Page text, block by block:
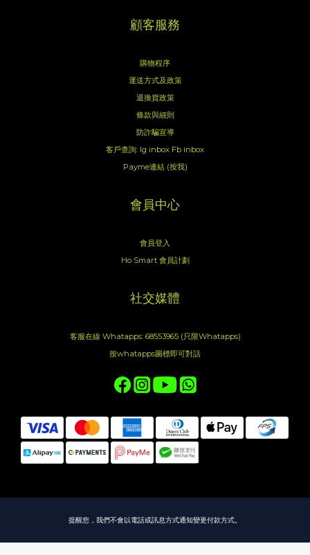
顧客服務
購物程序
運送方式及政策
退換貨政策
條款與細則
防詐騙宣導
客戶查詢: Ig inbox Fb inbox
Payme連結 (按我)
會員中心
會員登入
Ho Smart 會員計劃
社交媒體
客服在線 Whatapps: 68553965 (只限Whatapps)
按whatapps圖標即可對話
提醒您，我們不會以電話或訊息方式通知變更付款方式。